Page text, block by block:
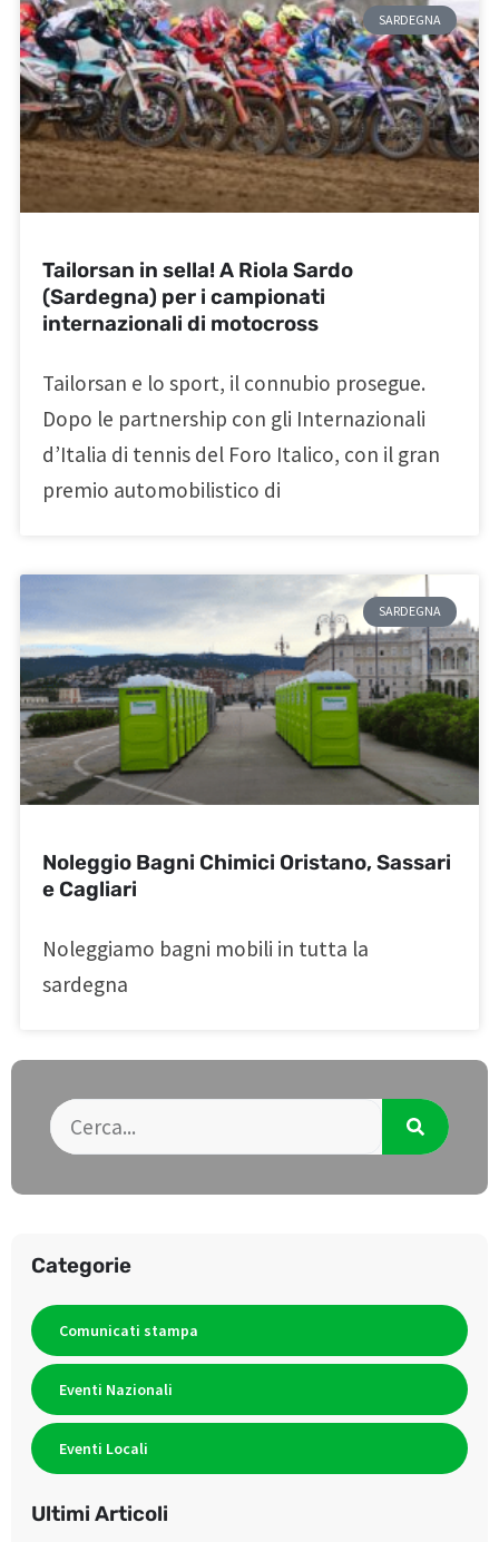
SARDEGNA
Tailorsan in sella! A Riola Sardo
(Sardegna) per i campionati
internazionali di motocross
Tailorsan e lo sport, il connubio prosegue.
Dopo le partnership con gli Internazionali
d’Italia di tennis del Foro Italico, con il gran
premio automobilistico di
SARDEGNA
Noleggio Bagni Chimici Oristano, Sassari
e Cagliari
Noleggiamo bagni mobili in tutta la
sardegna
Categorie
Comunicati stampa
Eventi Nazionali
Eventi Locali
Ultimi Articoli